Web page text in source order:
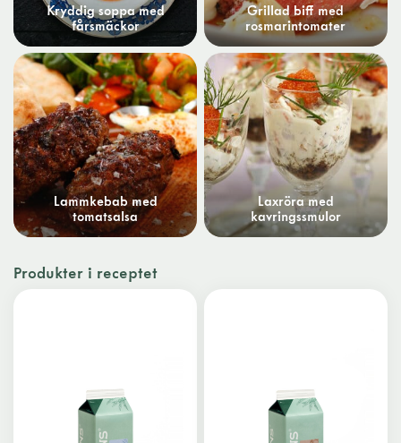
Kryddig soppa med
fårsmäckor
Grillad biff med
rosmarintomater
Lammkebab med
tomatsalsa
Laxröra med
kavringssmulor
Produkter i receptet